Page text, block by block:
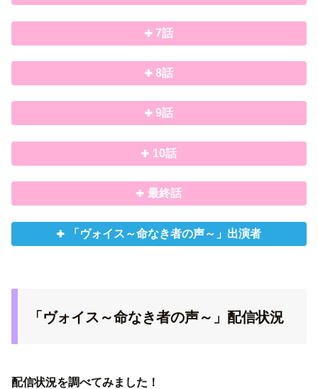
7話
8話
9話
10話
最終話
「ヴォイス～命なき者の声～」出演者
「ヴォイス～命なき者の声～」配信状況
配信状況を調べてみました！